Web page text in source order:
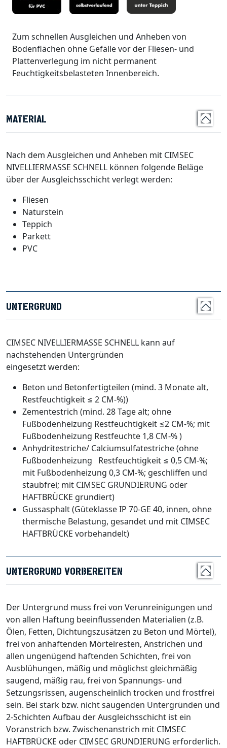
Zum schnellen Ausgleichen und Anheben von
Bodenflächen ohne Gefälle vor der Fliesen- und
Plattenverlegung im nicht permanent
Feuchtigkeitsbelasteten Innenbereich.
MATERIAL
Nach dem Ausgleichen und Anheben mit CIMSEC
NIVELLIERMASSE SCHNELL können folgende Beläge
über der Ausgleichsschicht verlegt werden:
Fliesen
Naturstein
Teppich
Parkett
PVC
UNTERGRUND
CIMSEC NIVELLIERMASSE SCHNELL kann auf
nachstehenden Untergründen
eingesetzt werden:
Beton und Betonfertigteilen (mind. 3 Monate alt,
Restfeuchtigkeit ≤ 2 CM-%))
Zementestrich (mind. 28 Tage alt; ohne
Fußbodenheizung Restfeuchtigkeit ≤2 CM-%; mit
Fußbodenheizung Restfeuchte 1,8 CM-% )
Anhydritestriche/ Calciumsulfatestriche (ohne
Fußbodenheizung Restfeuchtigkeit ≤ 0,5 CM-%;
mit Fußbodenheizung 0,3 CM-%; geschliffen und
staubfrei; mit CIMSEC GRUNDIERUNG oder
HAFTBRÜCKE grundiert)
Gussasphalt (Güteklasse IP 70-GE 40, innen, ohne
thermische Belastung, gesandet und mit CIMSEC
HAFTBRÜCKE vorbehandelt)
UNTERGRUND VORBEREITEN
Der Untergrund muss frei von Verunreinigungen und
von allen Haftung beeinflussenden Materialien (z.B.
Ölen, Fetten, Dichtungszusätzen zu Beton und Mörtel),
frei von anhaftenden Mörtelresten, Anstrichen und
allen ungenügend haftenden Schichten, frei von
Ausblühungen, mäßig und möglichst gleichmäßig
saugend, mäßig rau, frei von Spannungs- und
Setzungsrissen, augenscheinlich trocken und frostfrei
sein. Bei stark bzw. nicht saugenden Untergründen und
2-Schichten Aufbau der Ausgleichsschicht ist ein
Voranstrich bzw. Zwischenanstrich mit CIMSEC
HAFTBRÜCKE oder CIMSEC GRUNDIERUNG erforderlich.